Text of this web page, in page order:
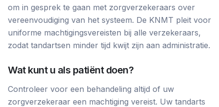
om in gesprek te gaan met zorgverzekeraars over
vereenvoudiging van het systeem. De KNMT pleit voor
uniforme machtigingsvereisten bij alle verzekeraars,
zodat tandartsen minder tijd kwijt zijn aan administratie.
Wat kunt u als patiënt doen?
Controleer voor een behandeling altijd of uw
zorgverzekeraar een machtiging vereist. Uw tandarts